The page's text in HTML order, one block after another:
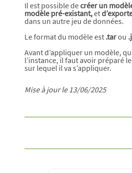
Il est possible decréer un
modèle pré-existant,et
dans un autre jeu de données.
Le format du modèle est .tarou
Avant d’appliquer un modèle,
l’instance, il faut avoir préparé
sur lequel il va s’appliquer.
Mise à jour le 13/06/2025
doc